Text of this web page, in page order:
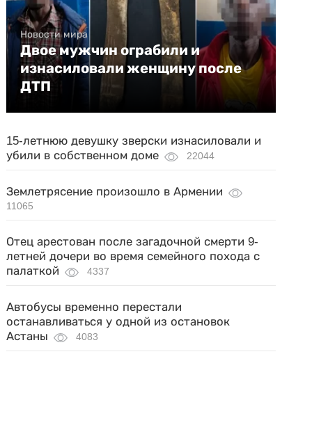
Новости мира
Двое мужчин ограбили и
изнасиловали женщину после
ДТП
15-летнюю девушку зверски изнасиловали и
убили в собственном доме
22044
Землетрясение произошло в Армении
11065
Отец арестован после загадочной смерти 9-
летней дочери во время семейного похода с
палаткой
4337
Автобусы временно перестали
останавливаться у одной из остановок
Астаны
4083